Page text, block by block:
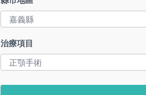
治療項目